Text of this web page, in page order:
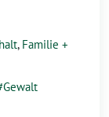
, Familie +
Gewalt